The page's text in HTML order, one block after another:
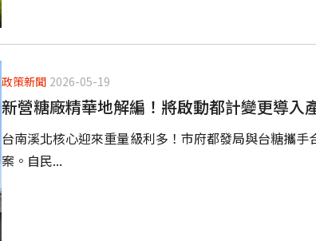
政策新聞 2026-05-19
新營糖廠精華地解編！將啟動都計變更導入
台南溪北核心迎來重量級利多！市府都發局與台糖攜
案。自民...